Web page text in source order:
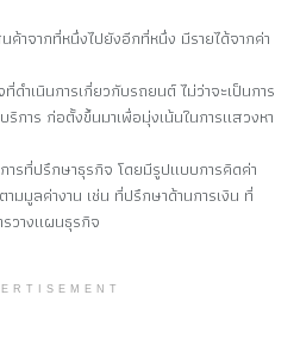
าจากที่หนึ่งไปยังอีกที่หนึ่ง มีรายได้จากค่า
ำเนินการเกี่ยวกับรถยนต์ ไม่ว่าจะเป็นการ
ริการ ก่อตั้งขึ้นมาเพื่อมุ่งเน้นในการแสวงหา
รที่ปรึกษาธุรกิจ โดยมีรูปแบบการคิดค่า
มมูลค่างาน เช่น ที่ปรึกษาด้านการเงิน ที่
วางแผนธุรกิจ